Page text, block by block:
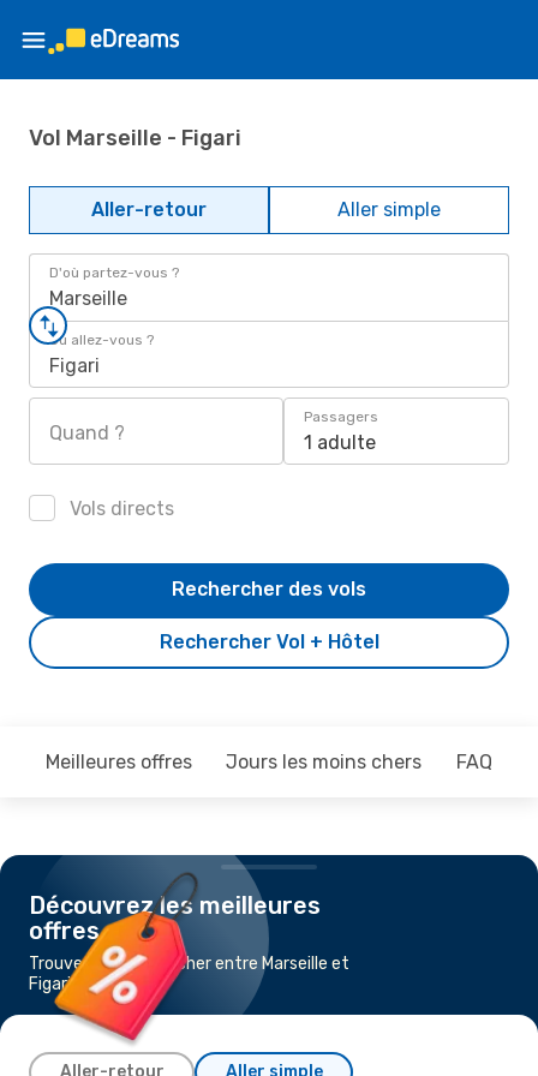
Vol Marseille - Figari
Aller-retour Aller simple
D'où partez-vous ?
Marseille
Où allez-vous ?
Figari
Quand ?
Passagers
1 adulte
Vols directs
Rechercher Vol + Hôtel
Rechercher des vols
Meilleures offres Jours les moins chers FAQ
Découvrez les meilleures
offres
Trouvez un vol pas cher entre Marseille et
Figari
Aller-retour Aller simple